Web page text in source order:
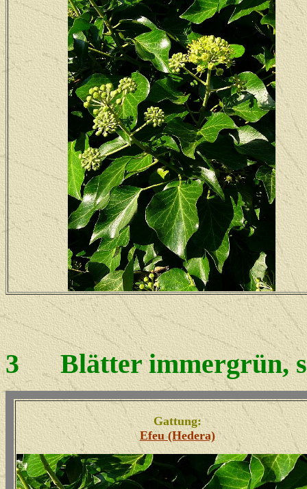
3Blätter immergrün,
Gattung:
Efeu (Hedera)